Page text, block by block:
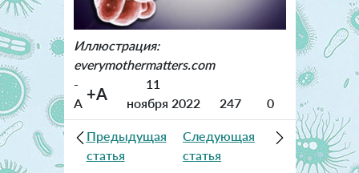
Иллюстрация:
everymothermatters.com
-
A +A
11
ноября 2022
247 0
Предыдущая
статья
Следующая
статья